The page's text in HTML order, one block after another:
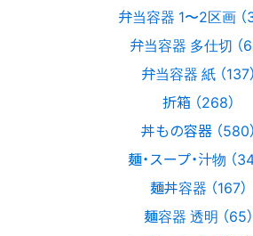
弁当容器 1〜2区画 （
弁当容器 多仕切 （
弁当容器 紙 （137）
折箱 （268）
丼もの容器 （580）
麺・スープ・汁物 （
麺丼容器 （167）
麺容器 透明 （65）